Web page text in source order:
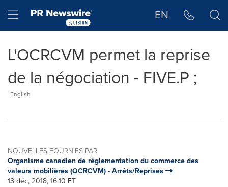
Hamburger menu EN
L'OCRCVM permet la reprise
de la négociation - FIVE.P ;
English
NOUVELLES FOURNIES PAR
Organisme canadien de réglementation du commerce des
valeurs mobilières (OCRCVM) - Arrêts/Reprises
13 déc, 2018, 16:10 ET